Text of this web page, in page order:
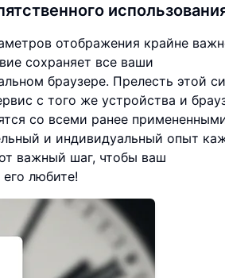
отображения крайне
сохраняет все ваши
браузере. Прелесть этой
с того же устройства и
со всеми ранее
и индивидуальный опыт
важный шаг, чтобы ваш
любите!